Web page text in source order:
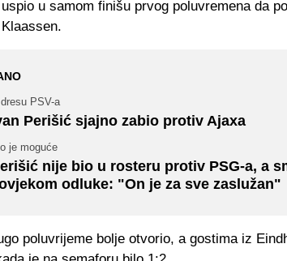
u samom finišu prvog poluvremena da
PSV-a
Perišić sjajno zabio protiv Ajaxa
je moguće
nije bio u rosteru protiv PSG-a, a
odluke: "On je za sve zaslužan"
poluvrijeme bolje otvorio, a gostima iz